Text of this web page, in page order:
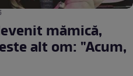
mămică,
alt om: "Acum,